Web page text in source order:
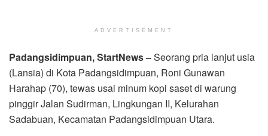
ADVERTISEMENT
Padangsidimpuan, StartNews –Seorang pria lanjut usia
(Lansia) di Kota Padangsidimpuan, Roni Gunawan
Harahap (70), tewas usai minum kopi saset di warung
pinggir Jalan Sudirman, Lingkungan II, Kelurahan
Sadabuan, Kecamatan Padangsidimpuan Utara.